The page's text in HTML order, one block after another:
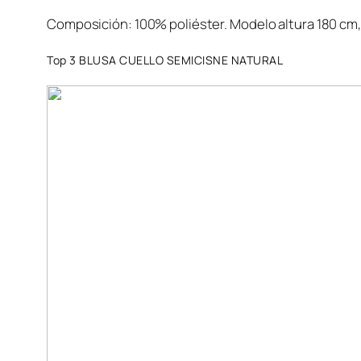
Composición: 100% poliéster. Modelo altura 180 cm,
Top 3 BLUSA CUELLO SEMICISNE NATURAL